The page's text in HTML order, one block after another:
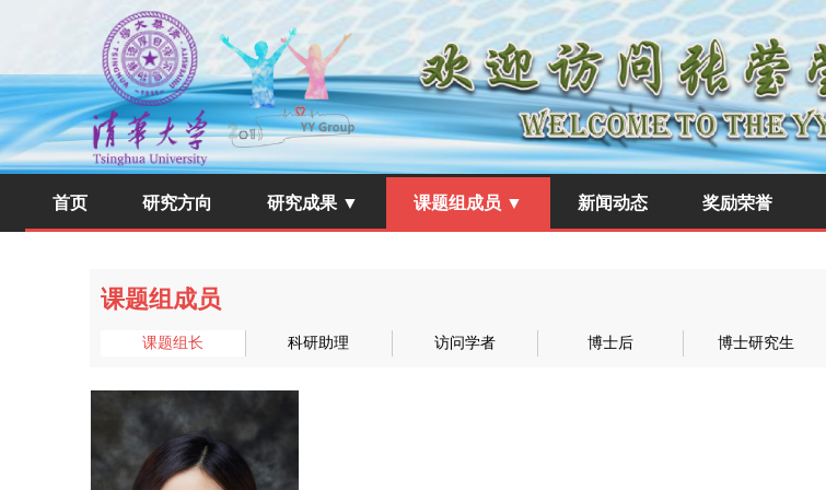
首页 研究方向 研究成果 ▼ 课题组成员 ▼ 新闻动态 奖励荣誉
课题组成员
课题组长 科研助理 访问学者 博士后 博士研究生